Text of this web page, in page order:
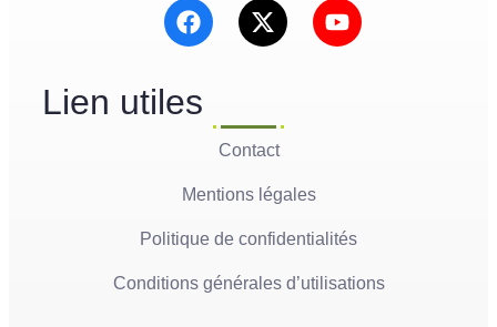
Lien utiles
Contact
Mentions légales
Politique de confidentialités
Conditions générales d’utilisations